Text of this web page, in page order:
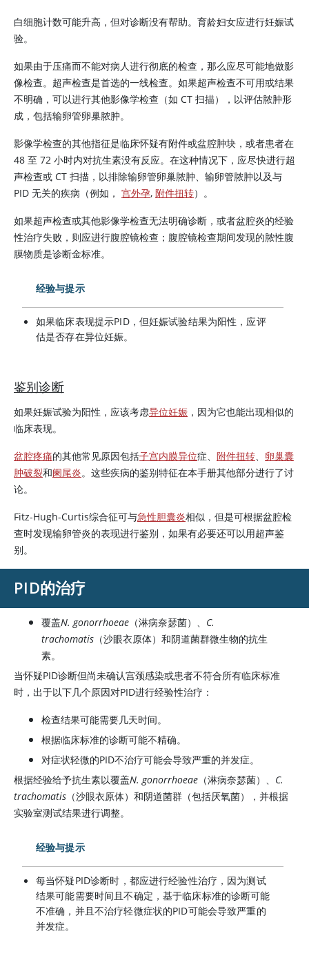
白细胞计数可能升高，但对诊断没有帮助。育龄妇女应进行妊娠试
验。
如果由于压痛而不能对病人进行彻底的检查，那么应尽可能地做影
像检查。超声检查是首选的一线检查。如果超声检查不可用或结果
不明确，可以进行其他影像学检查（如 CT 扫描），以评估脓肿形
成，包括输卵管卵巢脓肿。
影像学检查的其他指征是临床怀疑有附件或盆腔肿块，或者患者在
48 至 72 小时内对抗生素没有反应。在这种情况下，应尽快进行超
声检查或 CT 扫描，以排除输卵管卵巢脓肿、输卵管脓肿以及与
PID 无关的疾病（例如， 宫外孕, 附件扭转）。
如果超声检查或其他影像学检查无法明确诊断，或者盆腔炎的经验
性治疗失败，则应进行腹腔镜检查；腹腔镜检查期间发现的脓性腹
膜物质是诊断金标准。
经验与提示
如果临床表现提示PID，但妊娠试验结果为阳性，应评
估是否存在异位妊娠。
鉴别诊断
如果妊娠试验为阳性，应该考虑异位妊娠 ，因为它也能出现相似的
临床表现。
盆腔疼痛的其他常见原因包括子宫内膜异位症、 附件扭转、 卵巢囊
肿破裂和阑尾炎。这些疾病的鉴别特征在本手册其他部分进行了讨
论。
Fitz-Hugh-Curtis综合征可与急性胆囊炎相似，但是可根据盆腔检
查时发现输卵管炎的表现进行鉴别，如果有必要还可以用超声鉴
别。
PID的治疗
覆盖N. gonorrhoeae （淋病奈瑟菌）、 C.
trachomatis （沙眼衣原体）和阴道菌群微生物的抗生
素。
当怀疑PID诊断但尚未确认宫颈感染或患者不符合所有临床标准
时，出于以下几个原因对PID进行经验性治疗：
检查结果可能需要几天时间。
根据临床标准的诊断可能不精确。
对症状轻微的PID不治疗可能会导致严重的并发症。
根据经验给予抗生素以覆盖N. gonorrhoeae （淋病奈瑟菌）、 C.
trachomatis （沙眼衣原体）和阴道菌群（包括厌氧菌），并根据
实验室测试结果进行调整。
经验与提示
每当怀疑PID诊断时，都应进行经验性治疗，因为测试
结果可能需要时间且不确定，基于临床标准的诊断可能
不准确，并且不治疗轻微症状的PID可能会导致严重的
并发症。